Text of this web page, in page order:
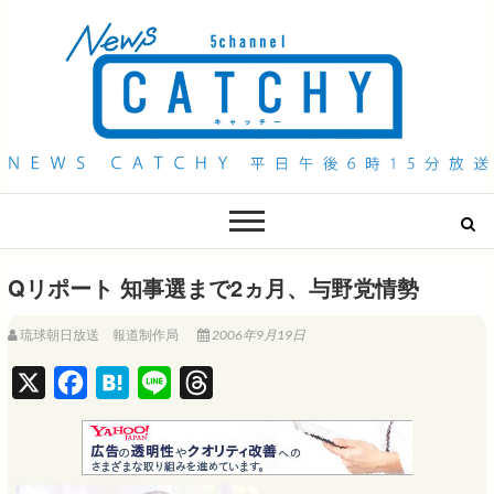
QAB NEWS Headline
Qリポート 知事選まで2ヵ月、与野党情勢
琉球朝日放送 報道制作局 2006年9月19日
a
c
e
H
a
t
e
i
n
e
h
r
e